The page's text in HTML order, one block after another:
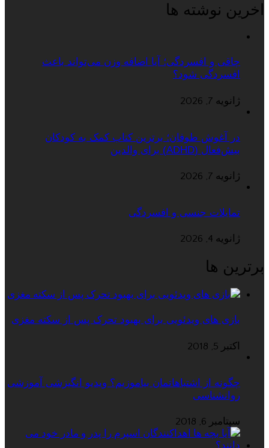
اخرین نوشته ها
چاقی و افسردگی؛ آیا اضافه وزن می‌تواند باعث
افسردگی شود؟
ژانویه 7, 2026
در آغوش طوفان؛ برترین کتاب کمک به کودکان
بیش‌فعال (ADHD) برای والدین
ژانویه 7, 2026
تمایلات جنسی و افسردگی
ژانویه 4, 2026
برترین ها
بازی های ویدئویی برای بهبود تحرک پس از سکته مغزی
اکتبر 5, 2018
چگونه از اشتباهاتمان بیاموزیم؟ ویدیو انگیزشی آموزشی
روانشناسی
سپتامبر 6, 2018